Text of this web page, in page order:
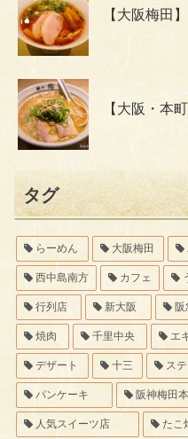
【大阪梅田
【大阪・本
タグ
らーめん 大阪梅田
西中島南方 カフェ
行列店 新大阪 阪
焼肉 千里中央 エ
デザート 十三 ス
パンケーキ 阪神梅田
人気スイーツ店 たこ